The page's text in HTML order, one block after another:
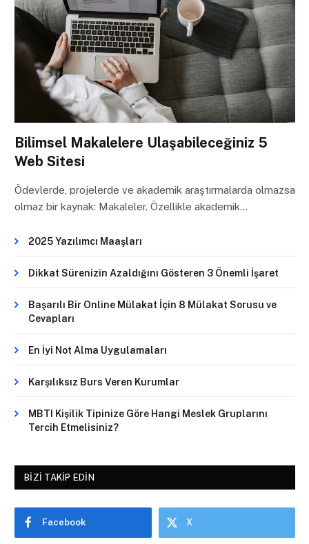
Bilimsel Makalelere Ulaşabileceğiniz 5
Web Sitesi
Ödevlerde, projelerde ve akademik araştırmalarda olmazsa
olmaz bir kaynak: Makaleler. Özellikle akademik…
2025 Yazılımcı Maaşları
Dikkat Sürenizin Azaldığını Gösteren 3 Önemli İşaret
Başarılı Bir Online Mülakat İçin 8 Mülakat Sorusu ve
Cevapları
En İyi Not Alma Uygulamaları
Karşılıksız Burs Veren Kurumlar
MBTI Kişilik Tipinize Göre Hangi Meslek Gruplarını
Tercih Etmelisiniz?
BIZI TAKIP EDIN
Facebook X